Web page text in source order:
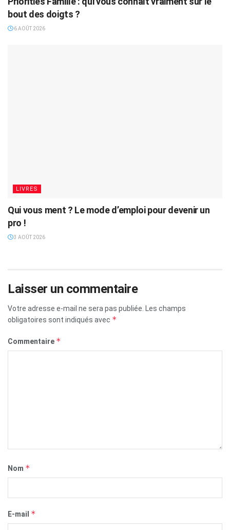
bout des doigts ?
6 AOÛT 2026
LIVRES
Qui vous ment ? Le mode d’emploi pour devenir un
pro !
3 AOÛT 2026
Laisser un commentaire
Votre adresse e-mail ne sera pas publiée. Les champs
obligatoires sont indiqués avec *
Commentaire *
Nom *
E-mail *